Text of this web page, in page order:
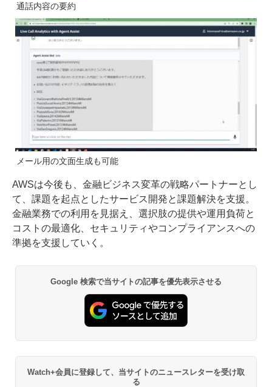
通話内容の要約
メール用の文面生成も可能
AWSは今後も、金融ビジネス変革の戦略パートナーとし
て、課題を起点としたサービス開発と課題解決を支援。
金融業務での利用を見据え、選択肢の提供や運用負荷と
コストの最適化、セキュリティやコンプライアンスへの
準拠を支援していく。
Google 検索で当サイトの記事を優先表示させる
Watch+会員に登録して、当サイトのニュースレターを受け取
る